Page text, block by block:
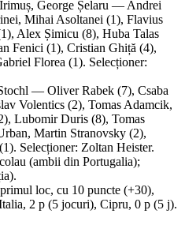
George Șelaru — Andrei
Mihai Asoltanei (1), Flavius
Alex Șimicu (8), Huba Talas
Fenici (1), Cristian Ghiță (4),
Florea (1). Selecționer:
— Oliver Rabek (7), Csaba
Volentics (2), Tomas Adamcik,
Lubomir Duris (8), Tomas
Martin Stranovsky (2),
Selecționer: Zoltan Heister.
(ambii din Portugalia);
loc, cu 10 puncte (+30),
2 p (5 jocuri), Cipru, 0 p (5 j).